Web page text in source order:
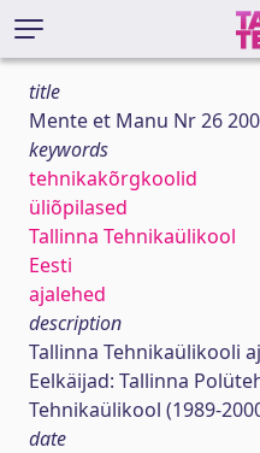
title
Mente et Manu Nr 26
keywords
tehnikakõrgkoolid
üliõpilased
Tallinna Tehnikaülikool
Eesti
ajalehed
description
Tallinna Tehnikaülikooli
Eelkäijad: Tallinna
Tehnikaülikool (1989-
date